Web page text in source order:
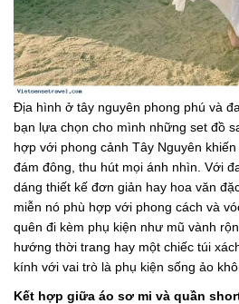
Địa hình ở tây nguyên phong phú và
bạn lựa chọn cho mình những set đồ
hợp với phong cảnh Tây Nguyên
đám đông, thu hút mọi ánh nhìn. Với
dáng thiết kế đơn giản hay hoa văn
miễn nó phù hợp với phong cách và
quên đi kèm phụ kiện như mũ vành
hướng thời trang hay một chiếc túi
kính với vai trò là phụ kiện sống ảo
Kết hợp giữa áo sơ mi và quần